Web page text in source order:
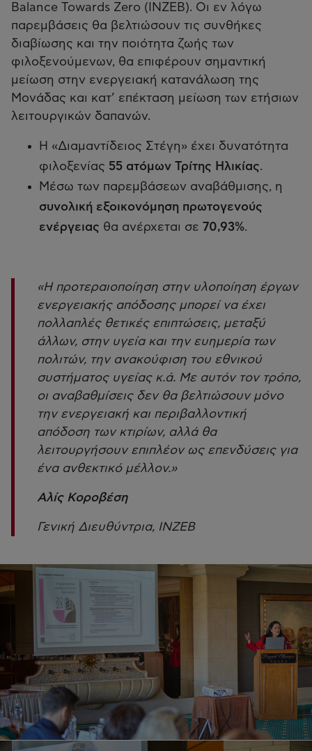
Balance Towards Zero (INZEB). Οι εν λόγω
παρεμβάσεις θα βελτιώσουν τις συνθήκες
διαβίωσης και την ποιότητα ζωής των
φιλοξενούμενων, θα επιφέρουν σημαντική
μείωση στην ενεργειακή κατανάλωση της
Μονάδας και κατ’ επέκταση μείωση των ετήσιων
λειτουργικών δαπανών.
H «Διαμαντίδειος Στέγη» έχει δυνατότητα
φιλοξενίας 55 ατόμων Τρίτης Ηλικίας.
Μέσω των παρεμβάσεων αναβάθμισης, η
συνολική εξοικονόμηση πρωτογενούς
ενέργειας θα ανέρχεται σε 70,93%.
«Η προτεραιοποίηση στην υλοποίηση έργων
ενεργειακής απόδοσης μπορεί να έχει
πολλαπλές θετικές επιπτώσεις, μεταξύ
άλλων, στην υγεία και την ευημερία των
πολιτών, την ανακούφιση του εθνικού
συστήματος υγείας κ.ά. Με αυτόν τον τρόπο,
οι αναβαθμίσεις δεν θα βελτιώσουν μόνο
την ενεργειακή και περιβαλλοντική
απόδοση των κτιρίων, αλλά θα
λειτουργήσουν επιπλέον ως επενδύσεις για
ένα ανθεκτικό μέλλον.»
Αλίς Κοροβέση
Γενική Διευθύντρια, ΙΝΖΕΒ